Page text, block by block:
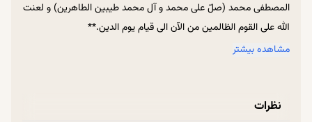
المصطفی محمد (صلّ علی محمد و آل محمد طیبین الطاهرین) و لعنت
الله علی القوم الظالمین من الآن الی قیام یوم الدین.**
کتابی که ما در محضرش هستیم، کتاب «طرح کلی اندیشه‌ی اسلامی در
کتاب به کلیاتی از معارف قرآنی در مورد ایمان، ولایت، نبوت، و توحید
مشاهده بیشتر
نظرات